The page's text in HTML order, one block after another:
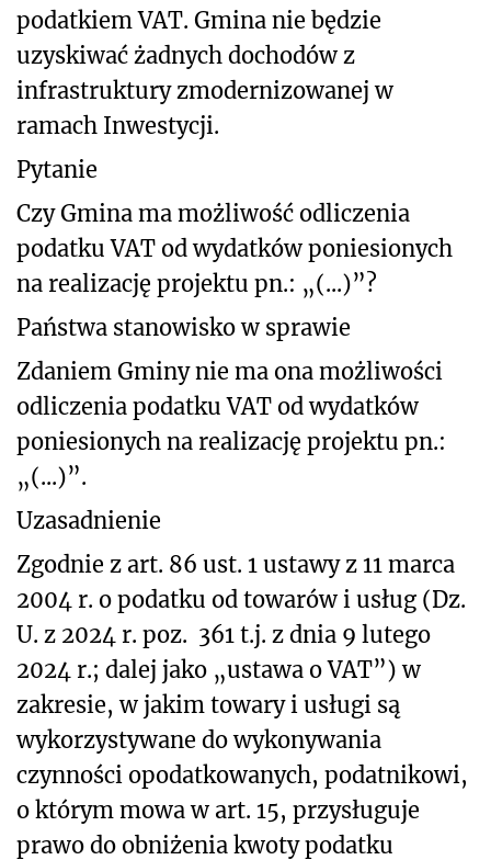
podatkiem VAT. Gmina nie będzie
uzyskiwać żadnych dochodów z
infrastruktury zmodernizowanej w
ramach Inwestycji.
Pytanie
Czy Gmina ma możliwość odliczenia
podatku VAT od wydatków poniesionych
na realizację projektu pn.: „(...)”?
Państwa stanowisko w sprawie
Zdaniem Gminy nie ma ona możliwości
odliczenia podatku VAT od wydatków
poniesionych na realizację projektu pn.:
„(...)”.
Uzasadnienie
Zgodnie z art. 86 ust. 1 ustawy z 11 marca
2004 r. o podatku od towarów i usług (Dz.
U. z 2024 r. poz. 361 t.j. z dnia 9 lutego
2024 r.; dalej jako „ustawa o VAT”) w
zakresie, w jakim towary i usługi są
wykorzystywane do wykonywania
czynności opodatkowanych, podatnikowi,
o którym mowa w art. 15, przysługuje
prawo do obniżenia kwoty podatku